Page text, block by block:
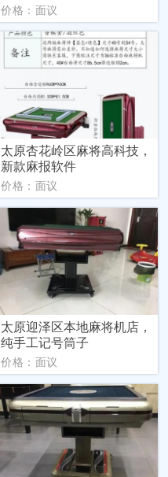
价格：面议
太原杏花岭区麻将高科技，
新款麻报软件
价格：面议
太原迎泽区本地麻将机店，
纯手工记号筒子
价格：面议